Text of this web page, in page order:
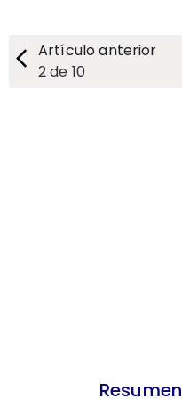
Artículo anterior
2de 10
Resumen